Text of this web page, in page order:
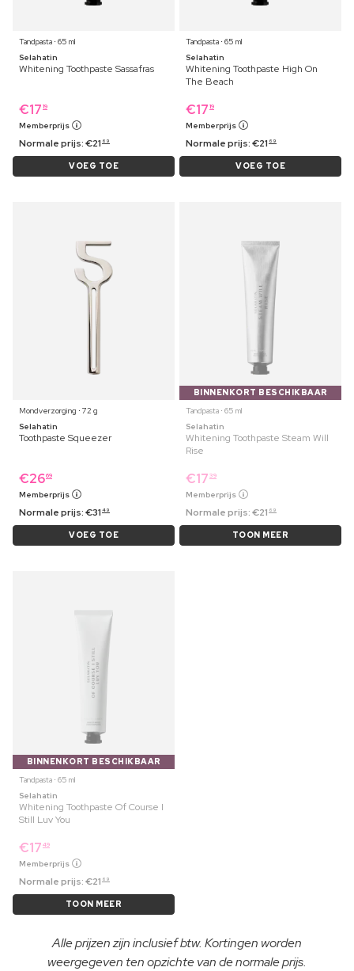
Tandpasta ⋅ 65 ml
Selahatin
Whitening Toothpaste Sassafras
€17 19
Memberprijs
Normale prijs:€21 69
VOEG TOE
Tandpasta ⋅ 65 ml
Selahatin
Whitening Toothpaste High On
The Beach
€17 19
Memberprijs
Normale prijs:€21 69
VOEG TOE
Mondverzorging ⋅ 72 g
Selahatin
Toothpaste Squeezer
€2669
Memberprijs
Normale prijs:€31 49
VOEG TOE
BINNENKORT BESCHIKBAAR
Tandpasta ⋅ 65 ml
Selahatin
Whitening Toothpaste Steam Will
Rise
€17 39
Memberprijs
Normale prijs:€21 69
TOON MEER
BINNENKORT BESCHIKBAAR
Tandpasta ⋅ 65 ml
Selahatin
Whitening Toothpaste Of Course I
Still Luv You
€17 49
Memberprijs
Normale prijs:€21 69
TOON MEER
Alle prijzen zijn inclusief btw. Kortingen worden
weergegeven ten opzichte van de normale prijs.